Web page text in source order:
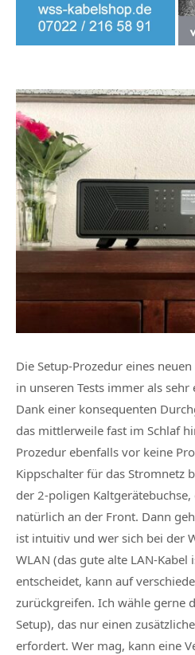
Die Setup-Prozedur eines
in unseren Tests immer als
Dank einer konsequenten
das mittlerweile fast im Schlaf
Prozedur ebenfalls vor keine
Kippschalter für das Stromnetz
der 2-poligen
natürlich an der Front. Dann
ist intuitiv und wer sich bei der
WLAN (das gute alte LAN-Kabel
entscheidet, kann auf
zurückgreifen. Ich wähle gerne
Setup), das nur einen
erfordert. Wer mag, kann eine